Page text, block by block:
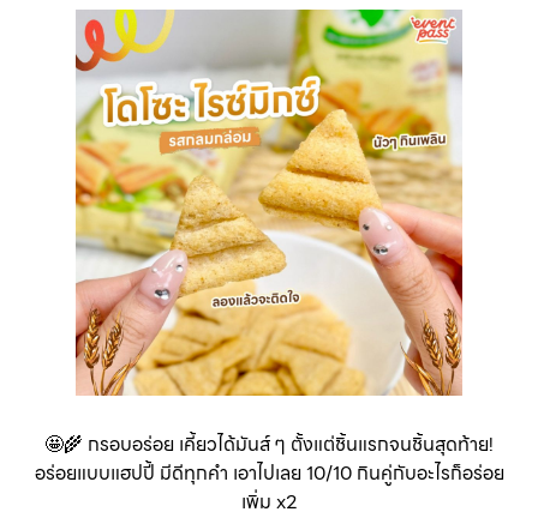
🤩🌾 กรอบอร่อย เคี้ยวได้มันส์ ๆ ตั้งแต่ชิ้นแรกจนชิ้นสุดท้าย!
อร่อยแบบแฮปปี้ มีดีทุกคำ เอาไปเลย 10/10 กินคู่กับอะไรก็อร่อย
เพิ่ม x2